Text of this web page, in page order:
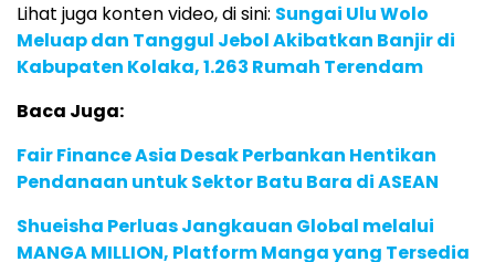
Lihat juga konten video, di sini: Sungai Ulu Wolo
Meluap dan Tanggul Jebol Akibatkan Banjir di
Kabupaten Kolaka, 1.263 Rumah Terendam
Baca Juga:
Fair Finance Asia Desak Perbankan Hentikan
Pendanaan untuk Sektor Batu Bara di ASEAN
Shueisha Perluas Jangkauan Global melalui
MANGA MILLION, Platform Manga yang Tersedia